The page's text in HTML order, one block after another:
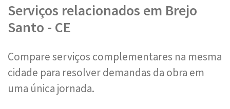
Serviços relacionados em Brejo
Santo - CE
Compare serviços complementares na mesma
cidade para resolver demandas da obra em
uma única jornada.